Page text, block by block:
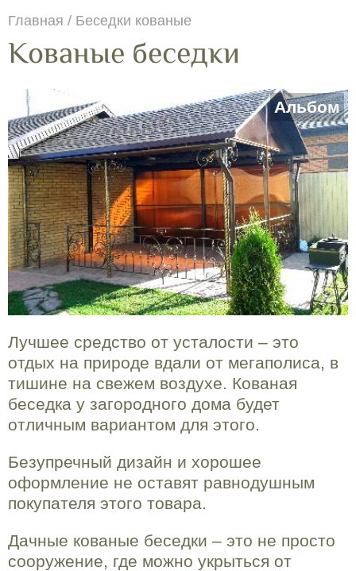
Главная / Беседки кованые
Кованые беседки
Альбом
Лучшее средство от усталости – это
отдых на природе вдали от мегаполиса, в
тишине на свежем воздухе. Кованая
беседка у загородного дома будет
отличным вариантом для этого.
Безупречный дизайн и хорошее
оформление не оставят равнодушным
покупателя этого товара.
Дачные кованые беседки – это не просто
сооружение, где можно укрыться от